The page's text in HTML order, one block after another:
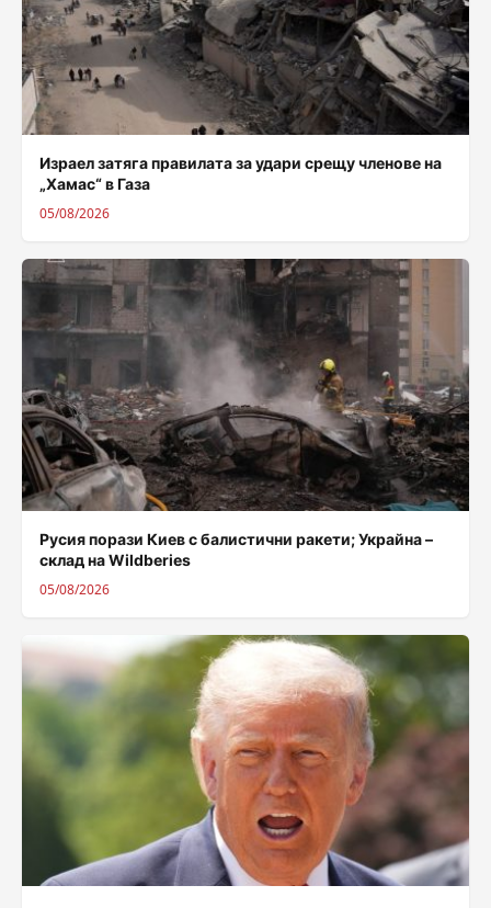
Израел затяга правилата за удари срещу членове на
„Хамас“ в Газа
05/08/2026
Русия порази Киев с балистични ракети; Украйна –
склад на Wildberies
05/08/2026